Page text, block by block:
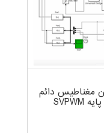
مغناطیس دائم